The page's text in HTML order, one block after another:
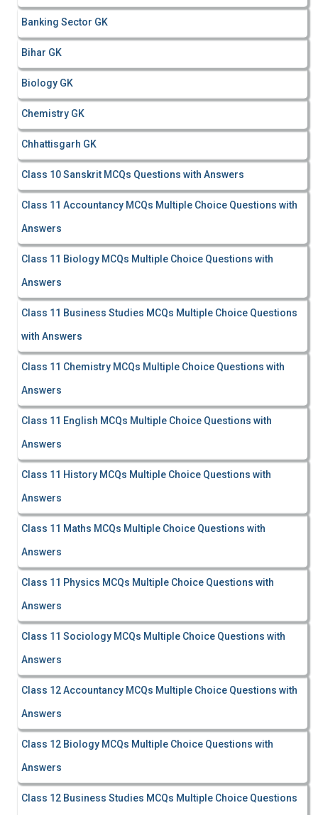
Banking Sector GK
Bihar GK
Biology GK
Chemistry GK
Chhattisgarh GK
Class 10 Sanskrit MCQs Questions with Answers
Class 11 Accountancy MCQs Multiple Choice Questions with
Answers
Class 11 Biology MCQs Multiple Choice Questions with
Answers
Class 11 Business Studies MCQs Multiple Choice Questions
with Answers
Class 11 Chemistry MCQs Multiple Choice Questions with
Answers
Class 11 English MCQs Multiple Choice Questions with
Answers
Class 11 History MCQs Multiple Choice Questions with
Answers
Class 11 Maths MCQs Multiple Choice Questions with
Answers
Class 11 Physics MCQs Multiple Choice Questions with
Answers
Class 11 Sociology MCQs Multiple Choice Questions with
Answers
Class 12 Accountancy MCQs Multiple Choice Questions with
Answers
Class 12 Biology MCQs Multiple Choice Questions with
Answers
Class 12 Business Studies MCQs Multiple Choice Questions